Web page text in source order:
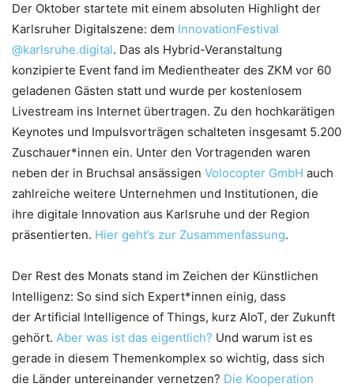
Der Oktober startete mit einem absoluten Highlight der
Karlsruher Digitalszene: dem InnovationFestival
@karlsruhe.digital. Das als Hybrid-Veranstaltung
konzipierte Event fand im Medientheater des ZKM vor 60
geladenen Gästen statt und wurde per kostenlosem
Livestream ins Internet übertragen. Zu den hochkarätigen
Keynotes und Impulsvorträgen schalteten insgesamt 5.200
Zuschauer*innen ein. Unter den Vortragenden waren
neben der in Bruchsal ansässigen Volocopter GmbH auch
zahlreiche weitere Unternehmen und Institutionen, die
ihre digitale Innovation aus Karlsruhe und der Region
präsentierten. Hier geht’s zur Zusammenfassung.
Der Rest des Monats stand im Zeichen der Künstlichen
Intelligenz: So sind sich Expert*innen einig, dass
der Artificial Intelligence of Things, kurz AIoT, der Zukunft
gehört. Aber was ist das eigentlich? Und warum ist es
gerade in diesem Themenkomplex so wichtig, dass sich
die Länder untereinander vernetzen? Die Kooperation